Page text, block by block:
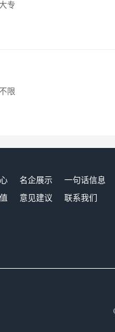
大专
不限
名企展示 一句话信息
意见建议 联系我们